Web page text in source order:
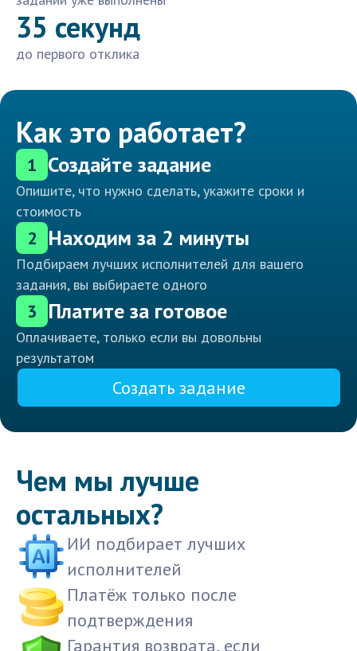
35 секунд
до первого отклика
Как это работает?
1 Создайте задание
Опишите, что нужно сделать, укажите сроки и
стоимость
2 Находим за 2 минуты
Подбираем лучших исполнителей для вашего
задания, вы выбираете одного
3 Платите за готовое
Оплачиваете, только если вы довольны
результатом
Создать задание
Чем мы лучше
остальных?
ИИ подбирает лучших
исполнителей
Платёж только после
подтверждения
Гарантия возврата, если